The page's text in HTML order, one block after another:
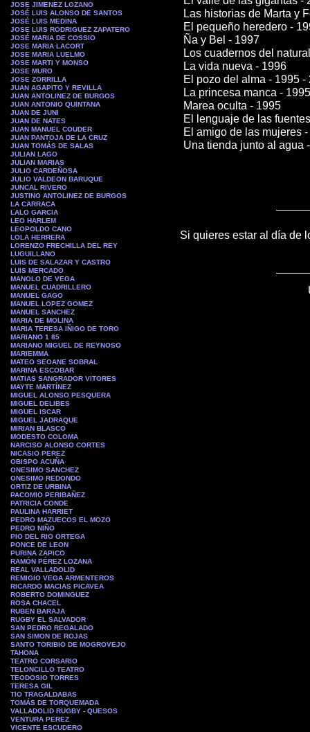
JOSE JIMENEZ LOZANO
JOSÉ LUIS ALONSO DE SANTOS
JOSÉ LUIS MEDINA
JOSE LUIS RODRIGUEZ ZAPATERO
JOSÉ MARIA DE COSSIO
JOSE MARIA LACORT
JOSE MARIA LUELMO
JOSE MARTI Y MONSO
JOSE MURO
JOSE ZORRILLA
JUAN AGAPITO Y REVILLA
JUAN ANTOLINEZ DE BURGOS
JUAN ANTONIO QUINTANA
JUAN DE JUNI
JUAN DE NATES
JUAN MANUEL COUDER
JUAN PANTOJA DE LA CRUZ
JUAN TOMÁS DE SALAS
JULIAN LAGO
JULIAN MARIAS
JULIO CARDEÑOSA
JULIO VALDEON BARUQUE
JUNCAL RIVERO
JUSTINO ANTOLINEZ DE BURGOS
LA CARRACA
LALO GARCIA
LEO HARLEM
LEOPOLDO CANO
LOLA HERRERA
LORENZO FRECHILLA DEL REY
LUGUILLANO
LUIS DE SALAZAR Y CASTRO
LUIS MERCADO
MANOLO DE VEGA
MANUEL CUADRILLERO
MANUEL GAGO
MANUEL LOPEZ GOMEZ
MANUEL SANCHEZ
MARIA DE MOLINA
MARIA TERESA IÑIGO DE TORO
MARIANO 1 85
MARIANO MIGUEL DE REYNOSO
MARIEMMA
MATEO SEOANE SOBRAL
MARINA ESCOBAR
MATIAS SANGRADOR VITORES
MAYTE MARTÍNEZ
MIGUEL ALONSO PESQUERA
MIGUEL DELIBES
MIGUEL ISCAR
MIGUEL JADRAQUE
MIRIAN BLASCO
MODESTO COLOMA
NARCISO ALONSO CORTES
NICASIO PEREZ
OBISPO ACUÑA
ONESIMO SANCHEZ
ONESIMO REDONDO
ORTIZ DE URBINA
PACOMIO PERIBAÑEZ
PATRICIA CONDE
PAULINA HARRIET
PEDRO MAZUECOS EL MOZO
PEDRO NIÑO
PIO DEL RIO ORTEGA
PONCE DE LEON
PURINA ZAPICO
RAMÓN PÉREZ LOZANA
REAL VALLADOLID
REMIGIO VEGA ARMENTEROS
RICARDO MACIAS PICAVEA
ROBERTO DOMINGUEZ
ROSA CHACEL
RUBEN BARAJA
RUGBY EL SALVADOR
SAN PEDRO REGALADO
SAN SIMON DE ROJAS
SANTO TORIBIO DE MOGROVEJO
TAHONA
TEATRO CORSARIO
TELONCILLO TEATRO
TEODOSIO TORRES
TERESA GIL
TIO TRAGALDABAS
TOMÁS DE TORQUEMADA
VALLADOLID RUGBY - QUESOS
VENTURA PEREZ
VICENTE ESCUDERO
Las historias de Marta y
El pequeño heredero -
Ña y Bel - 1997
Los cuadernos del
La vida nueva - 1996
El pozo del alma - 1995 -
La princesa manca - 1995
Marea oculta - 1995
El lenguaje de las
El amigo de las mujeres
Una tienda junto al agua
Si quieres estar al día de